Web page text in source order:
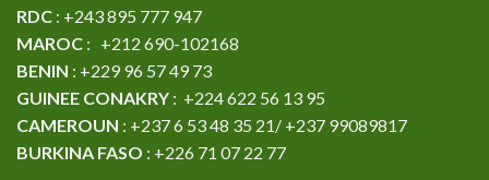
RDC : +243 895 777 947
MAROC : +212 690-102168
BENIN : +229 96 57 49 73
GUINEE CONAKRY : +224 622 56 13 95
CAMEROUN : +237 6 53 48 35 21/ +237 99089817
BURKINA FASO : +226 71 07 22 77